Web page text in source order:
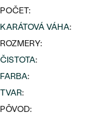
POČET:
KARÁTOVÁ VÁHA:
ROZMERY:
ČISTOTA:
FARBA:
TVAR:
PÔVOD: